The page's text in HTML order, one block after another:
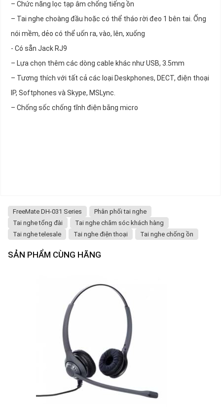
– Chức năng lọc tạp âm chống tiếng ồn
– Tai nghe choàng đầu hoặc có thể tháo rời đeo 1 bên tai. Ống
nói mềm, dẻo có thể uốn ra, vào, lên, xuống
- Có sẵn Jack RJ9
– Lựa chọn thêm các dòng cable khác như USB, 3.5mm
– Tương thích với tất cả các loại Deskphones, DECT, điện thoại
IP, Softphones và Skype, MSLync.
– Chống sốc chống tĩnh điện bằng micro
FreeMate DH-031 Series
Phân phối tai nghe
Tai nghe tổng đài
Tai nghe chăm sóc khách hàng
Tai nghe telesale
Tai nghe điện thoại Tai nghe chống ồn
SẢN PHẨM CÙNG HÃNG